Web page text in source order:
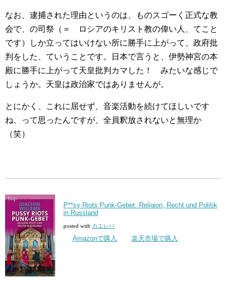
なお、逮捕された理由というのは、ものスゴーく正式な教
会で、の司祭（＝ ロシアのキリスト教の偉い人、てこと
です）しか立ってはいけない所に勝手に上がって、政府批
判をした、ていうことです。日本で言うと、伊勢神宮の本
殿に勝手に上がって天皇批判カマした！ みたいな感じで
しょうか。天皇は政治家ではありませんが。
とにかく、これに屈せず、音楽活動を続けてほしいです
ね、って思ったんですが、全員釈放されないと無理か
（笑）
P**sy Riots Punk-Gebet: Religion, Recht und Politik
in Russland
posted with カエレバ
Amazonで購入 楽天市場で購入